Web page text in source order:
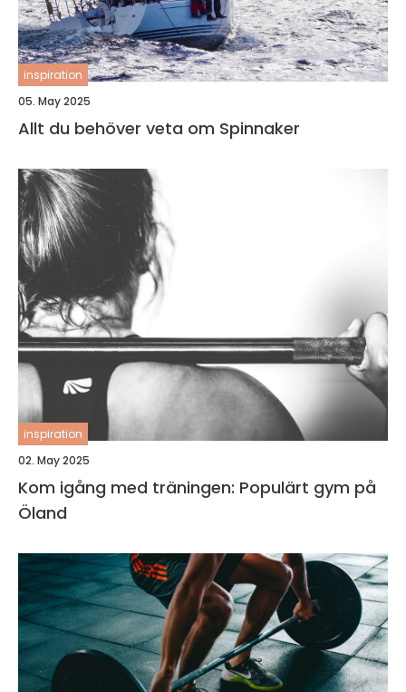
inspiration
05. May 2025
Allt du behöver veta om Spinnaker
inspiration
02. May 2025
Kom igång med träningen: Populärt gym på
Öland